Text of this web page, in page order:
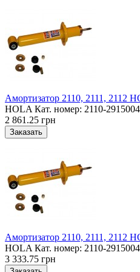
Амортизатор 2110, 2111, 2112
HOLA Кат. номер: 2110-
2 861.25 грн
Амортизатор 2110, 2111, 2112
HOLA Кат. номер: 2110-
3 333.75 грн